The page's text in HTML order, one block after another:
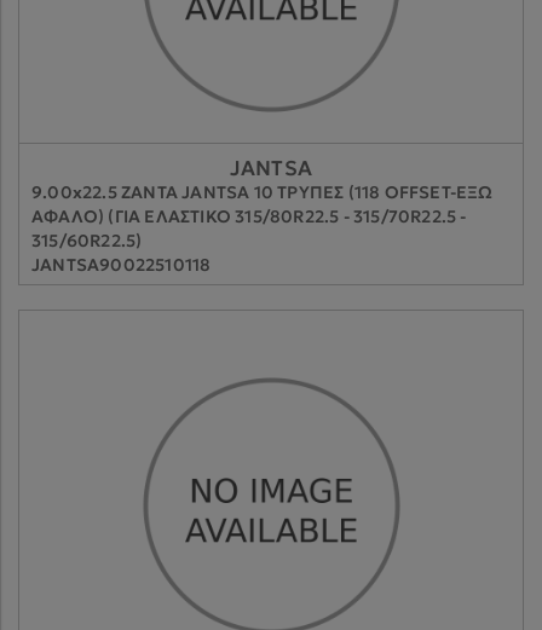
JANTSA
9.00x22.5 ΖΑΝΤΑ JANTSA 10 ΤΡΥΠΕΣ (118 OFFSET-ΕΞΩ
ΑΦΑΛΟ) (ΓΙΑ ΕΛΑΣΤΙΚΟ 315/80R22.5 - 315/70R22.5 -
315/60R22.5)
JANTSA90022510118